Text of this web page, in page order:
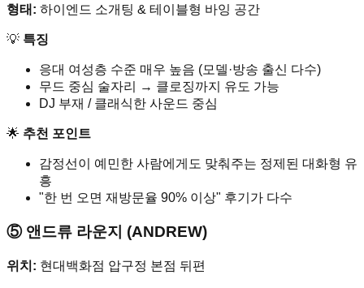
형태: 하이엔드 소개팅 & 테이블형 바잉 공간
💡 특징
응대 여성층 수준 매우 높음 (모델·방송 출신 다수)
무드 중심 술자리 → 클로징까지 유도 가능
DJ 부재 / 클래식한 사운드 중심
🌟 추천 포인트
감정선이 예민한 사람에게도 맞춰주는 정제된 대화형 유
흥
"한 번 오면 재방문율 90% 이상" 후기가 다수
⑤ 앤드류 라운지 (ANDREW)
위치: 현대백화점 압구정 본점 뒤편